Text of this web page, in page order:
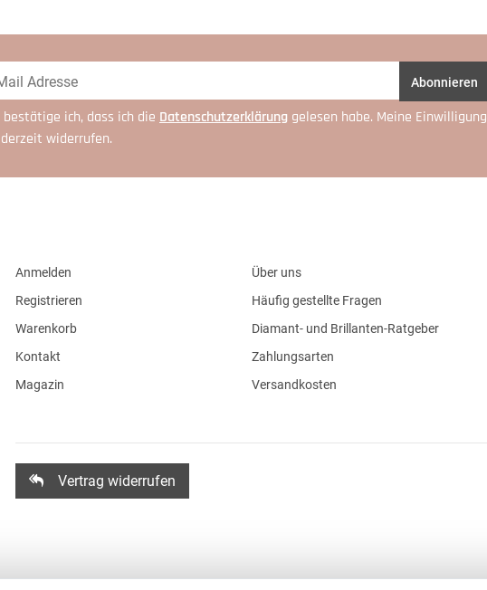
Abonnieren
ich, dass ich die Daten­schutz­erklärung gelesen habe. Meine Einwilligung
widerrufen.
Anmelden
Registrieren
Warenkorb
Kontakt
Magazin
Über uns
Häufig gestellte Fragen
Diamant- und Brillanten-Ratgeber
Zahlungsarten
Versandkosten
Vertrag widerrufen